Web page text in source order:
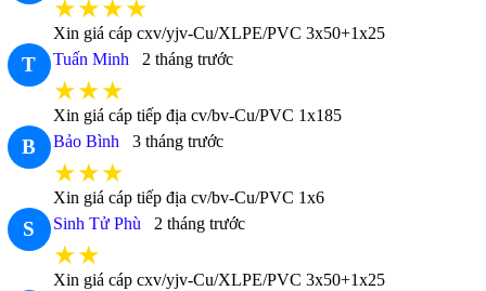
★★★★
Xin giá cáp cxv/yjv-Cu/XLPE/PVC 3x50+1x25
T Tuấn Minh 2 tháng trước
★★★
Xin giá cáp tiếp địa cv/bv-Cu/PVC 1x185
B Bảo Bình 3 tháng trước
★★★
Xin giá cáp tiếp địa cv/bv-Cu/PVC 1x6
S Sinh Tử Phù 2 tháng trước
★★
Xin giá cáp cxv/yjv-Cu/XLPE/PVC 3x50+1x25